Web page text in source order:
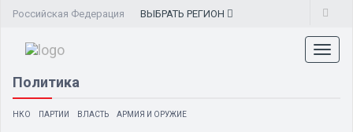
Российская Федерация ВЫБРАТЬ РЕГИОН
Политика
НКО ПАРТИИ ВЛАСТЬ АРМИЯ И ОРУЖИЕ